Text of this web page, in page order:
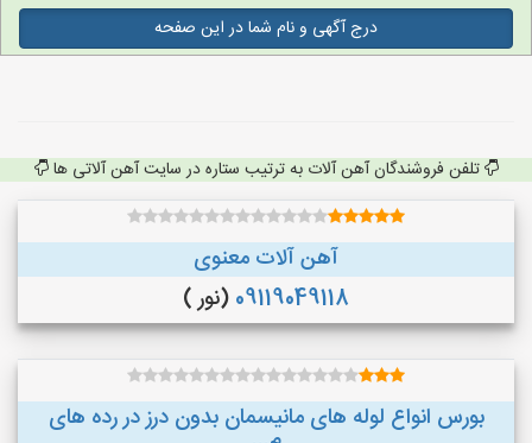
درج آگهی و نام شما در این صفحه
تلفن فروشندگان آهن آلات به ترتیب ستاره در سایت آهن آلاتی ها
آهن آلات معنوی
09119049118 (نور )
بورس انواع لوله های مانیسمان بدون درز در رده های